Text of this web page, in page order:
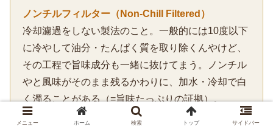
ノンチルフィルター（Non-Chill Filtered）
冷却濾過をしない製法のこと。一般的には10度以下
に冷やして油分・たんぱく質を取り除くんやけど、
その工程で旨味成分も一緒に抜けてまう。ノンチル
やと風味がそのまま残るかわりに、加水・冷却で白
く濁ることがある（=旨味たっぷりの証拠）。
ノンカラー（Non-Coloured）
メニュー ホーム 検索 トップ サイドバー